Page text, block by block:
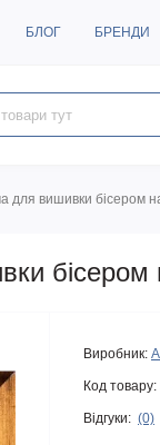
БЛОГ БРЕНДИ
для вишивки бісером
бісером
Виробник:
Код товару:
Відгуки: (0)